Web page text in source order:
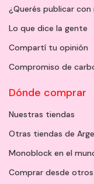
¿Querés publicar
Lo que dice la gente
Compartí tu opinión
Compromiso de
Dónde comprar
Nuestras tiendas
Otras tiendas de
Monoblock en el
Comprar desde otros